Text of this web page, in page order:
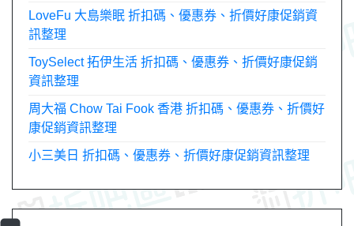
LoveFu 大島樂眠 折扣碼、優惠券、折價好康促銷資
訊整理
ToySelect 拓伊生活 折扣碼、優惠券、折價好康促銷
資訊整理
周大福 Chow Tai Fook 香港 折扣碼、優惠券、折價好
康促銷資訊整理
小三美日 折扣碼、優惠券、折價好康促銷資訊整理